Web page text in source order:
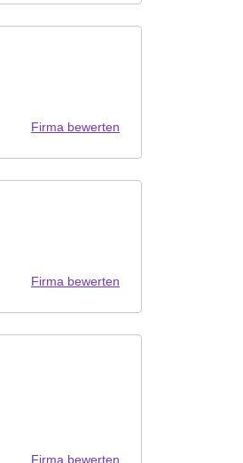
Firma bewerten
Firma bewerten
Firma bewerten